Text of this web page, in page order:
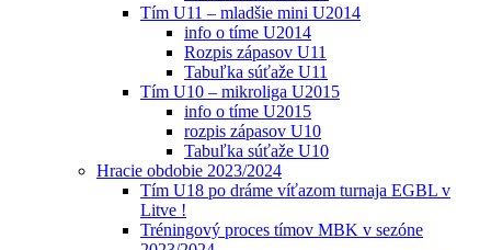
Tím U11 – mladšie mini U2014
info o tíme U2014
Rozpis zápasov U11
Tabuľka súťaže U11
Tím U10 – mikroliga U2015
info o tíme U2015
rozpis zápasov U10
Tabuľka súťaže U10
Hracie obdobie 2023/2024
Tím U18 po dráme víťazom turnaja EGBL v
Litve !
Tréningový proces tímov MBK v sezóne